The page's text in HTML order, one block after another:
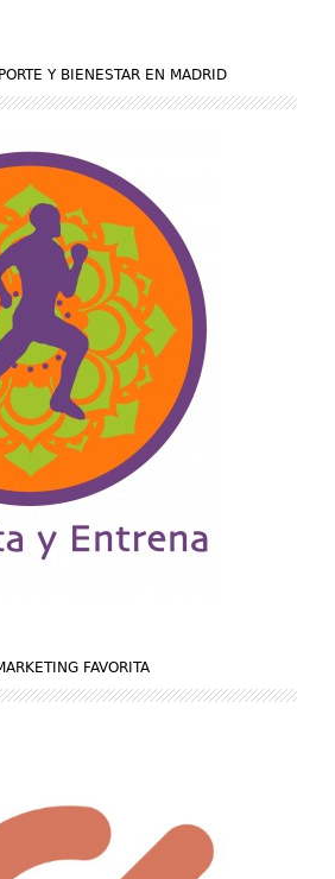
Y BIENESTAR EN MADRID
FAVORITA